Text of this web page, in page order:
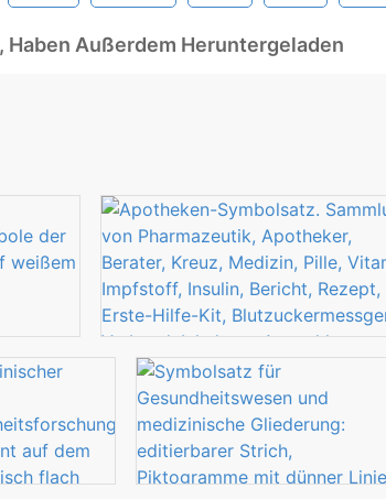
Haben Außerdem Heruntergeladen